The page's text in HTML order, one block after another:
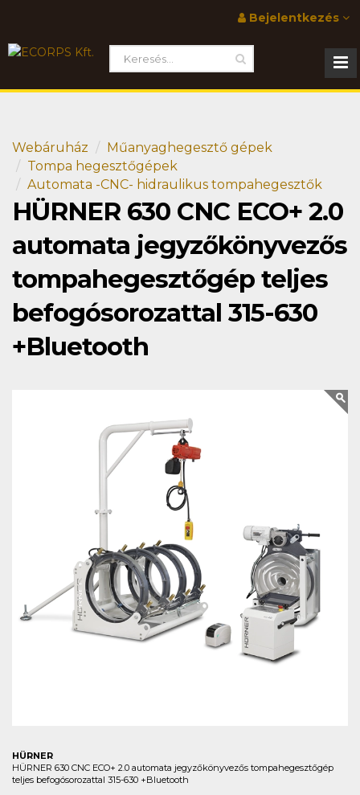
Bejelentkezés
Webáruház
Műanyaghegesztő gépek
Tompa hegesztőgépek
Automata -CNC- hidraulikus tompahegesztők
HÜRNER 630 CNC ECO+ 2.0
automata jegyzőkönyvezős
tompahegesztőgép teljes
befogósorozattal 315-630
+Bluetooth
HÜRNER
HÜRNER 630 CNC ECO+ 2.0 automata jegyzőkönyvezős tompahegesztőgép
teljes befogósorozattal 315-630 +Bluetooth